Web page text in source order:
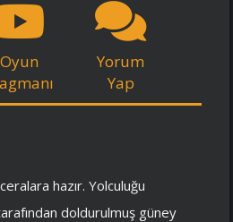
Oyun
Yorum
Yap
hazır. Yolculuğu
doldurulmuş güney